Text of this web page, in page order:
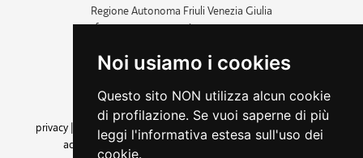
Noi usiamo i cookies
Questo sito NON utilizza alcun cookie
di profilazione. Se vuoi saperne di più
leggi l'informativa estesa sull'uso dei
cookie.
Regione Autonoma Friuli Venezia Giulia
c.f. 80014930327; p.iva 00526040324
+39 040 3771111
amministrazione trasparente
privacy
cookie |note legali accessibilità
dichiarazione di
accessibilità| feedback cambio preferenze cookie